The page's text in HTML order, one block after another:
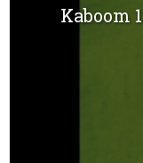
Kaboom